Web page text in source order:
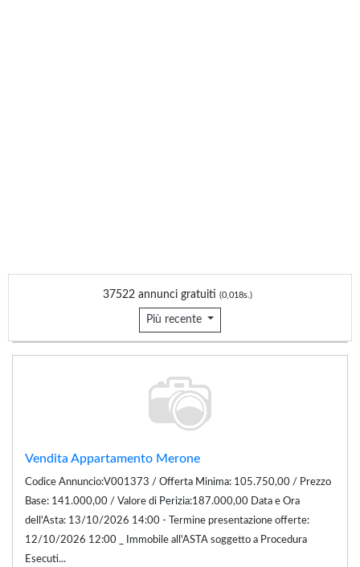
37522 annunci gratuiti (0,018s.)
Più recente
Vendita Appartamento Merone
Codice Annuncio:V001373 / Offerta Minima: 105.750,00 / Prezzo
Base: 141.000,00 / Valore di Perizia:187.000,00 Data e Ora
dell'Asta: 13/10/2026 14:00 - Termine presentazione offerte:
12/10/2026 12:00 _ Immobile all'ASTA soggetto a Procedura
Esecuti...